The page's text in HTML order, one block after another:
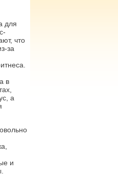
для
что
за
в
а
и